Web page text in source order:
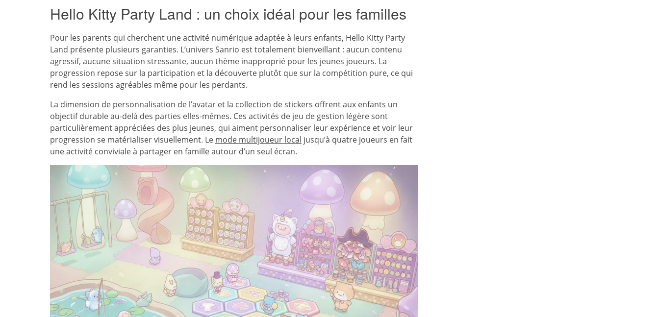
Hello Kitty Party Land : un choix idéal pour les familles
Pour les parents qui cherchent une activité numérique adaptée à leurs enfants, Hello Kitty Party
Land présente plusieurs garanties. L’univers Sanrio est totalement bienveillant : aucun contenu
agressif, aucune situation stressante, aucun thème inapproprié pour les jeunes joueurs. La
progression repose sur la participation et la découverte plutôt que sur la compétition pure, ce qui
rend les sessions agréables même pour les perdants.
La dimension de personnalisation de l’avatar et la collection de stickers offrent aux enfants un
objectif durable au-delà des parties elles-mêmes. Ces activités de jeu de gestion légère sont
particulièrement appréciées des plus jeunes, qui aiment personnaliser leur expérience et voir leur
progression se matérialiser visuellement. Le mode multijoueur local jusqu’à quatre joueurs en fait
une activité conviviale à partager en famille autour d’un seul écran.